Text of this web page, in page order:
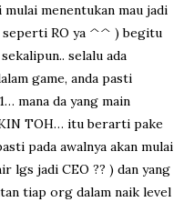
menentukan mau jadi
seperti RO ya ^^ ) begitu
selalu ada
game, anda pasti
mana da yang main
TOH… itu berarti pake
pada awalnya akan mulai
lgs jadi CEO ?? ) dan yang
tiap org dalam naik level